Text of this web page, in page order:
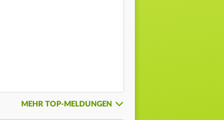
MEHR TOP-MELDUNGEN